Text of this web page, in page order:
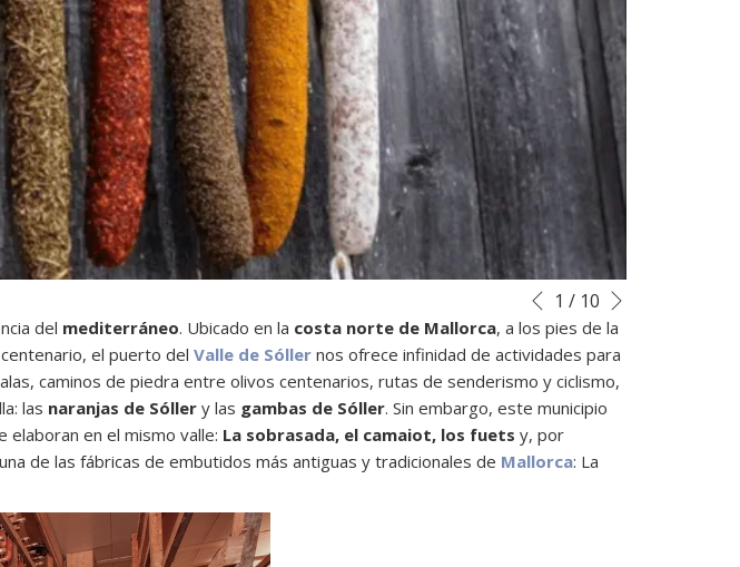
Botones
de
control
de
la
presentación
de
Al
hacer
clic
en
los
siguientes
enlaces,
Anterior
1 / 10
del mediterráneo. Ubicado en la costa norte de Mallorca, a los pies de la
el puerto del Valle de Sóller nos ofrece infinidad de actividades para
caminos de piedra entre olivos centenarios, rutas de senderismo y ciclismo,
las naranjas de Sóller y las gambas de Sóller. Sin embargo, este municipio
en el mismo valle: La sobrasada, el camaiot, los fuets y, por
de las fábricas de embutidos más antiguas y tradicionales de Mallorca: La